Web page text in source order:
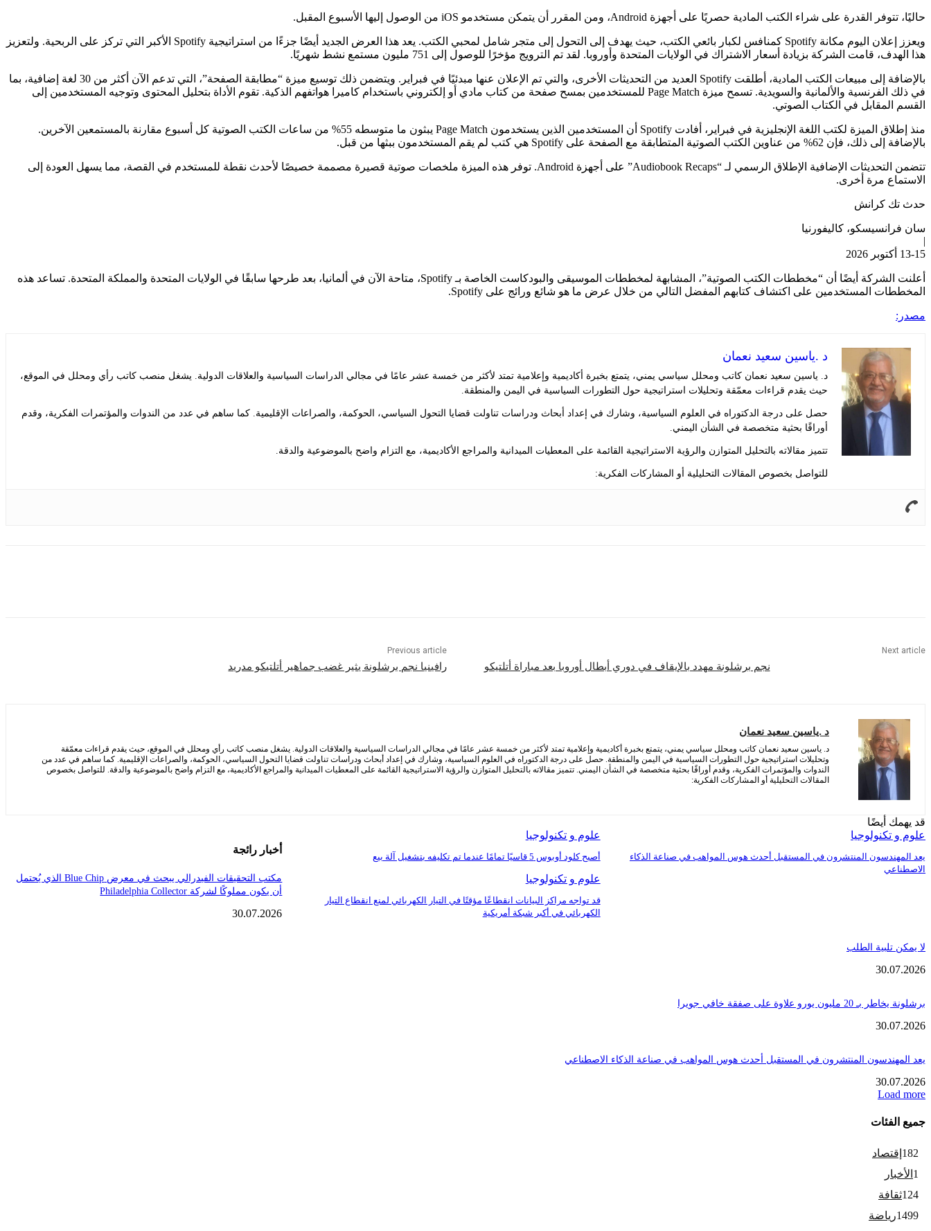
حاليًا، تتوفر القدرة على شراء الكتب المادية حصريًا على أجهزة Android، ومن المقرر أن يتمكن مستخدمو iOS من الوصول إليها الأسبوع المقبل.
ويعزز إعلان اليوم مكانة Spotify كمنافس لكبار بائعي الكتب، حيث يهدف إلى التحول إلى متجر شامل لمحبي الكتب. يعد هذا العرض الجديد أيضًا جزءًا من استراتيجية Spotify الأكبر التي تركز على الربحية. ولتعزيز
هذا الهدف، قامت الشركة بزيادة أسعار الاشتراك في الولايات المتحدة وأوروبا. لقد تم الترويج مؤخرًا للوصول إلى 751 مليون مستمع نشط شهريًا.
بالإضافة إلى مبيعات الكتب المادية، أطلقت Spotify العديد من التحديثات الأخرى، والتي تم الإعلان عنها مبدئيًا في فبراير. ويتضمن ذلك توسيع ميزة “مطابقة الصفحة”، التي تدعم الآن أكثر من 30 لغة إضافية، بما
في ذلك الفرنسية والألمانية والسويدية. تسمح ميزة Page Match للمستخدمين بمسح صفحة من كتاب مادي أو إلكتروني باستخدام كاميرا هواتفهم الذكية. تقوم الأداة بتحليل المحتوى وتوجيه المستخدمين إلى
القسم المقابل في الكتاب الصوتي.
منذ إطلاق الميزة لكتب اللغة الإنجليزية في فبراير، أفادت Spotify أن المستخدمين الذين يستخدمون Page Match يبثون ما متوسطه 55% من ساعات الكتب الصوتية كل أسبوع مقارنة بالمستمعين الآخرين.
بالإضافة إلى ذلك، فإن 62% من عناوين الكتب الصوتية المتطابقة مع الصفحة على Spotify هي كتب لم يقم المستخدمون ببثها من قبل.
تتضمن التحديثات الإضافية الإطلاق الرسمي لـ “Audiobook Recaps” على أجهزة Android. توفر هذه الميزة ملخصات صوتية قصيرة مصممة خصيصًا لأحدث نقطة للمستخدم في القصة، مما يسهل العودة إلى
الاستماع مرة أخرى.
حدث تك كرانش
سان فرانسيسكو، كاليفورنيا
|
13-15 أكتوبر 2026
أعلنت الشركة أيضًا أن “مخططات الكتب الصوتية”، المشابهة لمخططات الموسيقى والبودكاست الخاصة بـ Spotify، متاحة الآن في ألمانيا، بعد طرحها سابقًا في الولايات المتحدة والمملكة المتحدة. تساعد هذه
المخططات المستخدمين على اكتشاف كتابهم المفضل التالي من خلال عرض ما هو شائع ورائج على Spotify.
مصدر:
د .ياسين سعيد نعمان
د. ياسين سعيد نعمان كاتب ومحلل سياسي يمني، يتمتع بخبرة أكاديمية وإعلامية تمتد لأكثر من خمسة عشر عامًا في مجالي الدراسات السياسية والعلاقات الدولية. يشغل منصب كاتب رأي ومحلل في الموقع،
حيث يقدم قراءات معمّقة وتحليلات استراتيجية حول التطورات السياسية في اليمن والمنطقة.
حصل على درجة الدكتوراه في العلوم السياسية، وشارك في إعداد أبحاث ودراسات تناولت قضايا التحول السياسي، الحوكمة، والصراعات الإقليمية. كما ساهم في عدد من الندوات والمؤتمرات الفكرية، وقدم
أوراقًا بحثية متخصصة في الشأن اليمني.
تتميز مقالاته بالتحليل المتوازن والرؤية الاستراتيجية القائمة على المعطيات الميدانية والمراجع الأكاديمية، مع التزام واضح بالموضوعية والدقة.
للتواصل بخصوص المقالات التحليلية أو المشاركات الفكرية:
Previous article
رافينيا نجم برشلونة يثير غضب جماهير أتلتيكو مدريد
Next article
نجم برشلونة مهدد بالإيقاف في دوري أبطال أوروبا بعد مباراة أتلتيكو
د .ياسين سعيد نعمان
د. ياسين سعيد نعمان كاتب ومحلل سياسي يمني، يتمتع بخبرة أكاديمية وإعلامية تمتد لأكثر من خمسة عشر عامًا في مجالي الدراسات السياسية والعلاقات الدولية. يشغل منصب كاتب رأي ومحلل في الموقع، حيث يقدم قراءات معمّقة
وتحليلات استراتيجية حول التطورات السياسية في اليمن والمنطقة. حصل على درجة الدكتوراه في العلوم السياسية، وشارك في إعداد أبحاث ودراسات تناولت قضايا التحول السياسي، الحوكمة، والصراعات الإقليمية. كما ساهم في عدد من
الندوات والمؤتمرات الفكرية، وقدم أوراقًا بحثية متخصصة في الشأن اليمني. تتميز مقالاته بالتحليل المتوازن والرؤية الاستراتيجية القائمة على المعطيات الميدانية والمراجع الأكاديمية، مع التزام واضح بالموضوعية والدقة. للتواصل بخصوص
المقالات التحليلية أو المشاركات الفكرية:
قد يهمك أيضًا
علوم و تكنولوجيا
يعد المهندسون المنتشرون في المستقبل أحدث هوس المواهب في صناعة الذكاء
الاصطناعي
علوم و تكنولوجيا
أصبح كلود أوبوس 5 قاسيًا تمامًا عندما تم تكليفه بتشغيل آلة بيع
علوم و تكنولوجيا
قد تواجه مراكز البيانات انقطاعًا مؤقتًا في التيار الكهربائي لمنع انقطاع التيار
الكهربائي في أكبر شبكة أمريكية
أخبار رائجة
مكتب التحقيقات الفيدرالي يبحث في معرض Blue Chip الذي يُحتمل
أن يكون مملوكًا لشركة Philadelphia Collector
30.07.2026
لا يمكن تلبية الطلب
30.07.2026
برشلونة يخاطر بـ 20 مليون يورو علاوة على صفقة خافي جويرا
30.07.2026
يعد المهندسون المنتشرون في المستقبل أحدث هوس المواهب في صناعة الذكاء الاصطناعي
30.07.2026
Load more
جميع الفئات
إقتصاد 182
الأخبار 1
ثقافة124
رياضة1499